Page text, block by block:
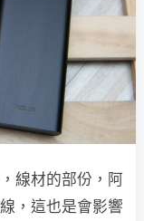
線材的部份，阿
，這也是會影響